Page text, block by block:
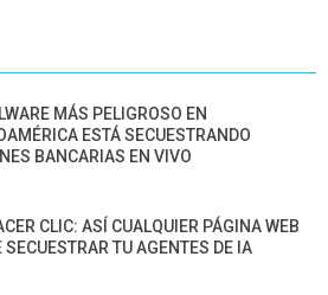
MÁS PELIGROSO EN
ESTÁ SECUESTRANDO
BANCARIAS EN VIVO
CLIC: ASÍ CUALQUIER PÁGINA WEB
SECUESTRAR TU AGENTES DE IA